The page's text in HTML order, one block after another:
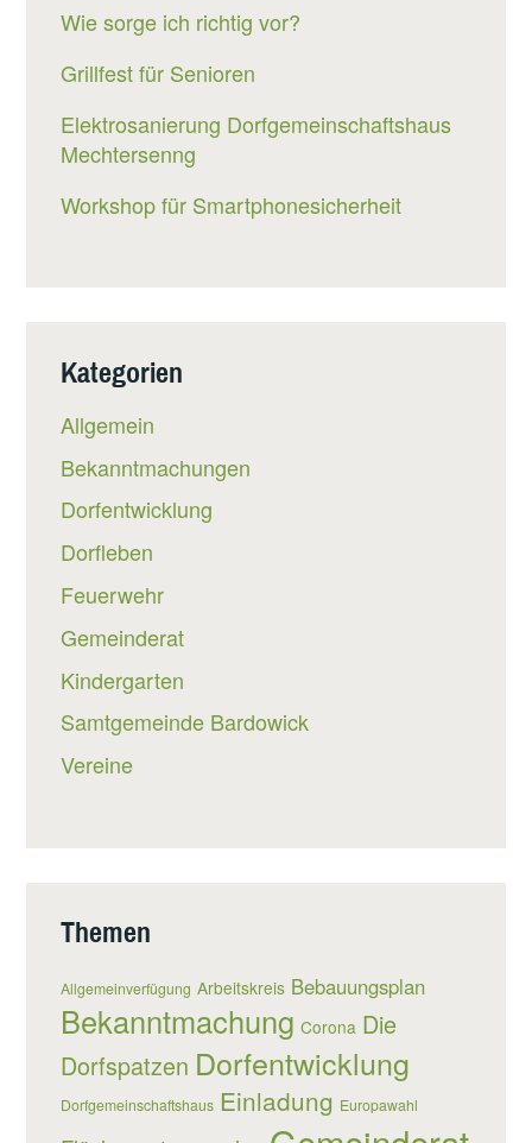
Wie sorge ich richtig vor?
Grillfest für Senioren
Elektrosanierung Dorfgemeinschaftshaus
Mechtersenng
Workshop für Smartphonesicherheit
Kategorien
Allgemein
Bekanntmachungen
Dorfentwicklung
Dorfleben
Feuerwehr
Gemeinderat
Kindergarten
Samtgemeinde Bardowick
Vereine
Themen
Allgemeinverfügung Arbeitskreis Bebauungsplan
Bekanntmachung Corona Die
Dorfspatzen Dorfentwicklung
Dorfgemeinschaftshaus Einladung Europawahl